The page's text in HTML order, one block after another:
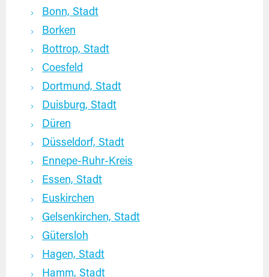
Bonn, Stadt
Borken
Bottrop, Stadt
Coesfeld
Dortmund, Stadt
Duisburg, Stadt
Düren
Düsseldorf, Stadt
Ennepe-Ruhr-Kreis
Essen, Stadt
Euskirchen
Gelsenkirchen, Stadt
Gütersloh
Hagen, Stadt
Hamm, Stadt